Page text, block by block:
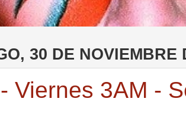
30 DE NOVIEMBRE
Viernes 3AM -